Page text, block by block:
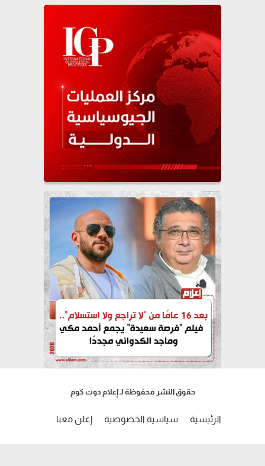
حقوق النشر محفوظة لـ إعلام دوت كوم
الرئيسية سياسية الخصوصية إعلن معنا